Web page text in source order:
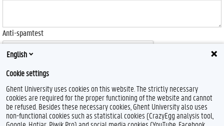
Anti-spamtest
Send
English
Cookie settings
Ghent University uses cookies on this website. The strictly necessary
cookies are required for the proper functioning of the website and cannot
be refused. Besides these necessary cookies, Ghent University also uses
non-functional cookies such as statistical cookies (CrazyEgg analysis tool,